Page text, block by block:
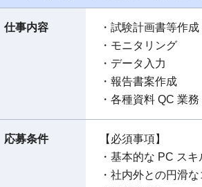
仕事内容
・試験計画書等作成
・モニタリング
・データ入力
・報告書案作成
・各種資料 QC 業務
応募条件
【必須事項】
・基本的な PC ス
・社内外との円滑